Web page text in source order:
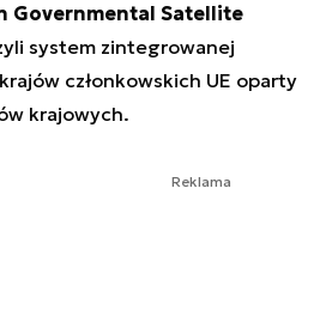
Governmental Satellite
system zintegrowanej
członkowskich UE oparty
krajowych.
Reklama